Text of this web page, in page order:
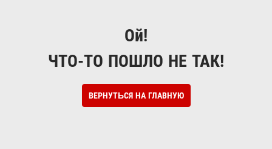
Ой!
ЧТО-ТО ПОШЛО НЕ ТАК!
ВЕРНУТЬСЯ НА ГЛАВНУЮ